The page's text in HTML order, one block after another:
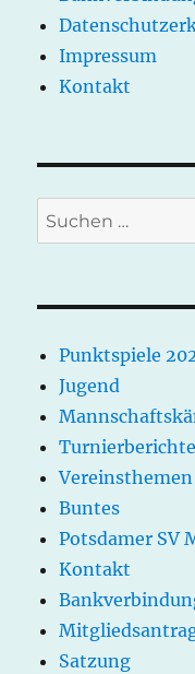
Impressum
Kontakt
Suchen
nach:
Punktspiele
Jugend
Turnierberichte
Vereinsthemen
Buntes
Potsdamer SV
Kontakt
Satzung